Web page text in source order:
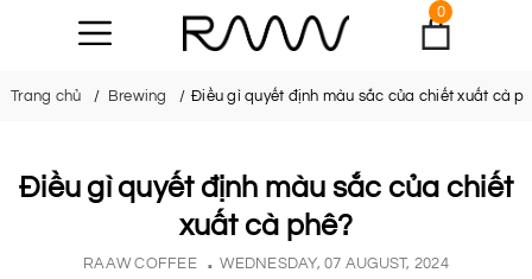
0
Trang chủ Brewing Điều gì quyết định màu sắc của chiết xuất cà
Điều gì quyết định màu sắc của chiết
xuất cà phê?
RAAW COFFEE WEDNESDAY, 07 AUGUST, 2024